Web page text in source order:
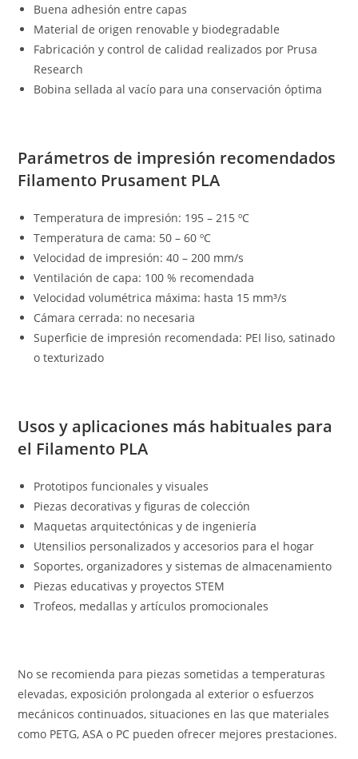
Buena adhesión entre capas
Material de origen renovable y biodegradable
Fabricación y control de calidad realizados por Prusa
Research
Bobina sellada al vacío para una conservación óptima
Parámetros de impresión recomendados
Filamento Prusament PLA
Temperatura de impresión: 195 – 215 ºC
Temperatura de cama: 50 – 60 ºC
Velocidad de impresión: 40 – 200 mm/s
Ventilación de capa: 100 % recomendada
Velocidad volumétrica máxima: hasta 15 mm³/s
Cámara cerrada: no necesaria
Superficie de impresión recomendada: PEI liso, satinado
o texturizado
Usos y aplicaciones más habituales para
el Filamento PLA
Prototipos funcionales y visuales
Piezas decorativas y figuras de colección
Maquetas arquitectónicas y de ingeniería
Utensilios personalizados y accesorios para el hogar
Soportes, organizadores y sistemas de almacenamiento
Piezas educativas y proyectos STEM
Trofeos, medallas y artículos promocionales
No se recomienda para piezas sometidas a temperaturas
elevadas, exposición prolongada al exterior o esfuerzos
mecánicos continuados, situaciones en las que materiales
como PETG, ASA o PC pueden ofrecer mejores prestaciones.